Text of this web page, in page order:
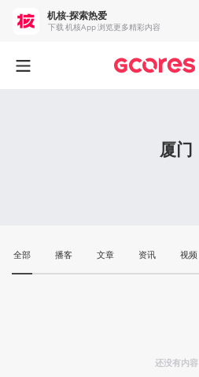
厦门
全部 播客 文章 资讯 视频
还没有内容
机核-探索热爱
下载 机核App 浏览更多精彩内容